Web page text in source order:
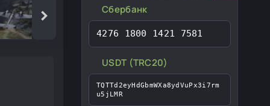
› Сбербанк
4276 1800 1421 7581
USDT (TRC20)
TQTTd2eyHdGbmWXa8ydVuPx3i7rm
u5jLMR